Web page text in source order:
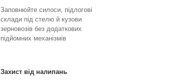
Заповнюйте силоси, підлогові
склади під стелю й кузови
зерновозів без додаткових
підйомних механізмів
Захист від налипань